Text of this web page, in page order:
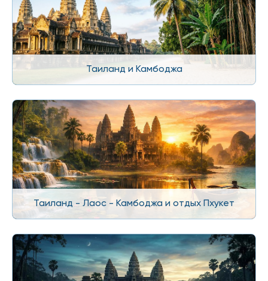
Таиланд и Камбоджа
Таиланд - Лаос - Камбоджа и отдых Пхукет